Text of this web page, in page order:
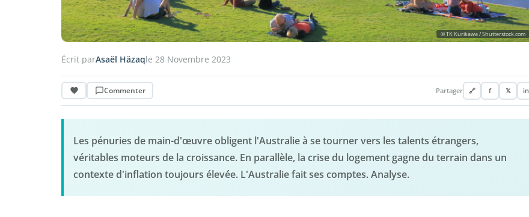
© TK Kurikawa / Shutterstock.com
Écrit parAsaël Häzaqle 28 Novembre 2023
Commenter Partager 🔗 f 𝕏 in
Les pénuries de main-d'œuvre obligent l'Australie à se tourner vers les talents étrangers,
véritables moteurs de la croissance. En parallèle, la crise du logement gagne du terrain dans un
contexte d'inflation toujours élevée. L'Australie fait ses comptes. Analyse.